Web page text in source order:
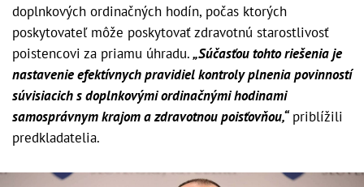
doplnkových ordinačných hodín, počas ktorých
poskytovateľ môže poskytovať zdravotnú starostlivosť
poistencovi za priamu úhradu.„Súčasťou tohto riešenia je
nastavenie efektívnych pravidiel kontroly plnenia povinností
súvisiacich s doplnkovými ordinačnými hodinami
samosprávnym krajom a zdravotnou poisťovňou,“priblížili
predkladatelia.